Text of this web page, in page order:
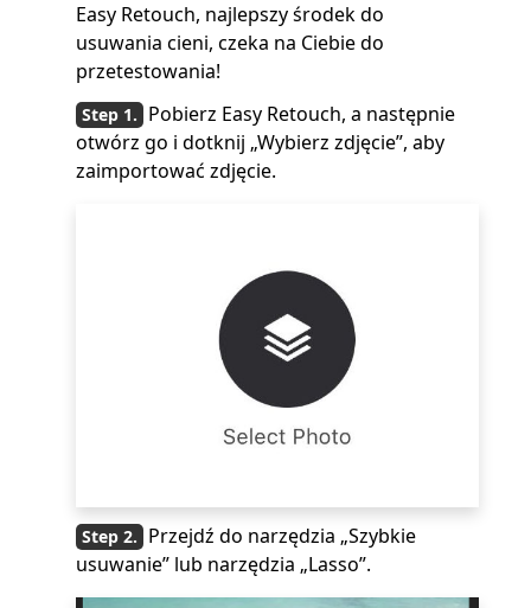
Easy Retouch, najlepszy środek do
usuwania cieni, czeka na Ciebie do
przetestowania!
Pobierz Easy Retouch, a następnie
otwórz go i dotknij „Wybierz zdjęcie”, aby
zaimportować zdjęcie.
Przejdź do narzędzia „Szybkie
usuwanie” lub narzędzia „Lasso”.